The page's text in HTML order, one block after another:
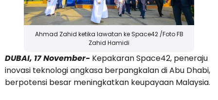
Ahmad Zahid ketika lawatan ke Space42 /Foto FB
Zahid Hamidi
DUBAI, 17 November- Kepakaran Space42, peneraju
inovasi teknologi angkasa berpangkalan di Abu Dhabi,
berpotensi besar meningkatkan keupayaan Malaysia.